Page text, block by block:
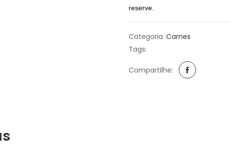
reserve.
Categoria: Carnes
Tags:
Compartilhe: